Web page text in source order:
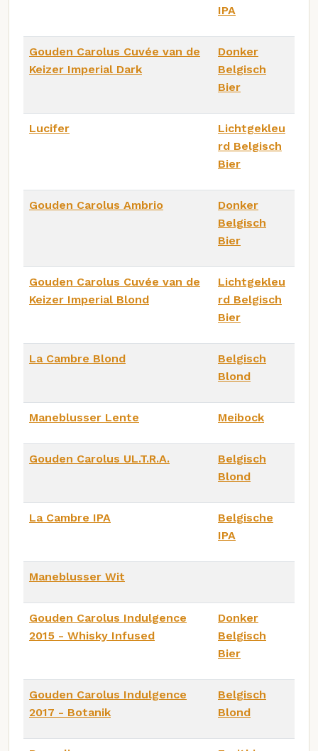
IPA
Gouden Carolus Cuvée van de
Keizer Imperial Dark
Donker
Belgisch
Bier
Lucifer
Lichtgekleu
rd Belgisch
Bier
Gouden Carolus Ambrio
Donker
Belgisch
Bier
Gouden Carolus Cuvée van de
Keizer Imperial Blond
Lichtgekleu
rd Belgisch
Bier
La Cambre Blond
Belgisch
Blond
Maneblusser Lente Meibock
Gouden Carolus UL.T.R.A.
Belgisch
Blond
La Cambre IPA
Belgische
IPA
Maneblusser Wit
Gouden Carolus Indulgence
2015 - Whisky Infused
Donker
Belgisch
Bier
Gouden Carolus Indulgence
2017 - Botanik
Belgisch
Blond